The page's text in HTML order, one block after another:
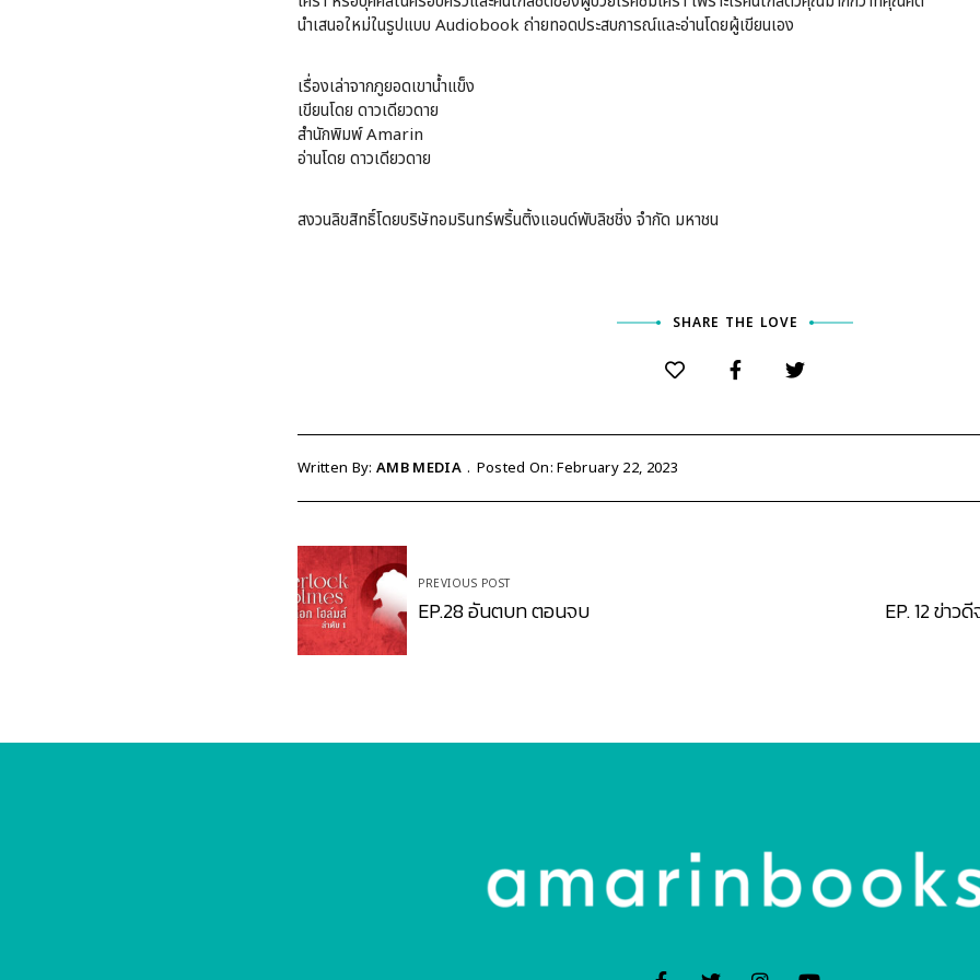
นำเสนอใหม่ในรูปแบบ Audiobook ถ่ายทอดประสบการณ์และอ่านโดยผู้เขียนเอง
เรื่องเล่าจากภูยอดเขาน้ำแข็ง
เขียนโดย ดาวเดียวดาย
สำนักพิมพ์ Amarin
อ่านโดย ดาวเดียวดาย
สงวนลิขสิทธิ์โดยบริษัทอมรินทร์พริ้นติ้งแอนด์พับลิชชิ่ง จำกัด มหาชน
SHARE THE LOVE
Written By: AMB MEDIA Posted On: February 22, 2023
Post
navigationPREVIOUS POST
EP.28 อันตบท ตอนจบ EP. 12 ข่า